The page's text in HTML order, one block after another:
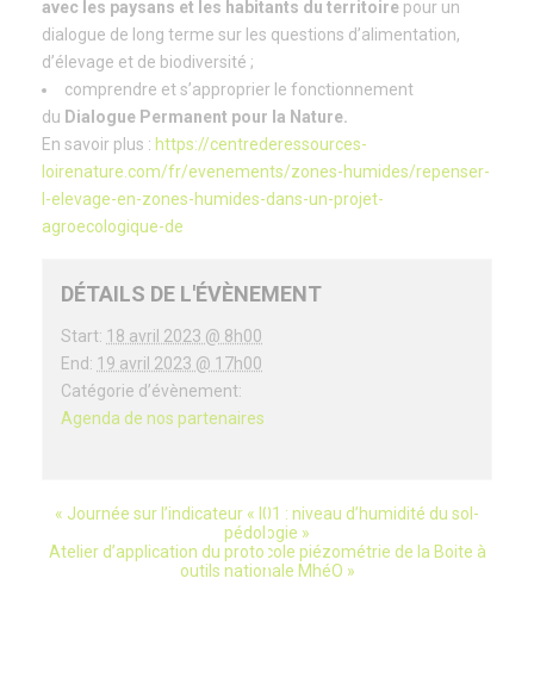
avec les paysans et les habitants du territoire pour un
dialogue de long terme sur les questions d’alimentation,
d’élevage et de biodiversité ;
comprendre et s’approprier le fonctionnement
du Dialogue Permanent pour la Nature.
En savoir plus : https://centrederessources-
loirenature.com/fr/evenements/zones-humides/repenser-
l-elevage-en-zones-humides-dans-un-projet-
agroecologique-de
DÉTAILS DE L'ÉVÈNEMENT
Start: 18 avril 2023 @ 8h00
End: 19 avril 2023 @ 17h00
Catégorie d’évènement:
Agenda de nos partenaires
évènement
Navigation
« Journée sur l’indicateur « I01 : niveau d’humidité du sol-
pédologie »
Atelier d’application du protocole piézométrie de la Boite à
outils nationale MhéO »